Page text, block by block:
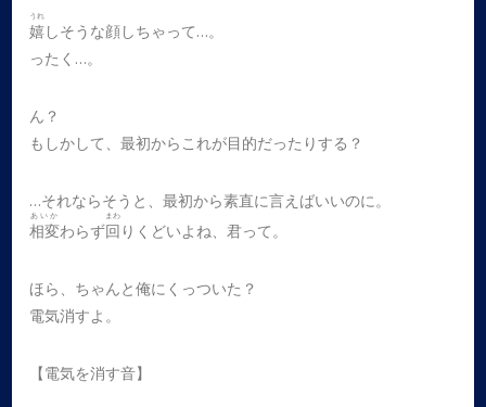
嬉
うれ
しそうな顔しちゃって…。
ったく…。
ん？
もしかして、最初からこれが目的だったりする？
…それならそうと、最初から素直に言えばいいのに。
相変
あいか
わらず回
まわ
りくどいよね、君って。
ほら、ちゃんと俺にくっついた？
電気消すよ。
【電気を消す音】